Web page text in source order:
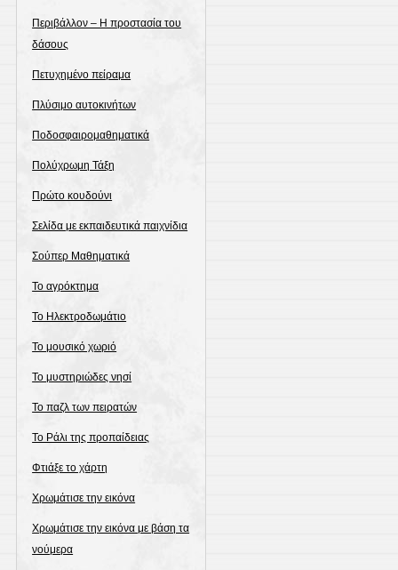
Περιβάλλον – Η προστασία του
δάσους
Πετυχημένο πείραμα
Πλύσιμο αυτοκινήτων
Ποδοσφαιρομαθηματικά
Πολύχρωμη Τάξη
Πρώτο κουδούνι
Σελίδα με εκπαιδευτικά παιχνίδια
Σούπερ Μαθηματικά
Το αγρόκτημα
Το Ηλεκτροδωμάτιο
Το μουσικό χωριό
Το μυστηριώδες νησί
Το παζλ των πειρατών
Το Ράλι της προπαίδειας
Φτιάξε το χάρτη
Χρωμάτισε την εικόνα
Χρωμάτισε την εικόνα με βάση τα
νούμερα